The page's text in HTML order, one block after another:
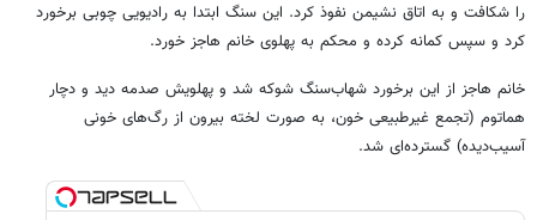
را شکافت و به اتاق نشیمن نفوذ کرد. این سنگ ابتدا به رادیویی چوبی برخورد
کرد و سپس کمانه کرده و محکم به پهلوی خانم هاجز خورد.
خانم هاجز از این برخورد شهاب‌سنگ شوکه شد و پهلویش صدمه دید و دچار
هماتوم (تجمع غیرطبیعی خون، به صورت لخته بیرون از رگ‌های خونی
آسیب‌دیده) گسترده‌ای شد.